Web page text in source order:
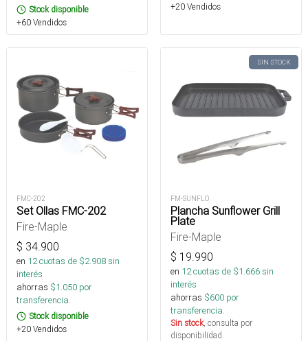
Stock disponible
+60 Vendidos
+20 Vendidos
FMC-202
Set Ollas FMC-202
Fire-Maple
$ 34.900
en 12cuotas de $2.908sin
interés
ahorras $1.050 por
transferencia.
Stock disponible
+20 Vendidos
SIN STOCK
FM-SUNFLO
Plancha Sunflower Grill
Plate
Fire-Maple
$ 19.990
en 12cuotas de $1.666sin
interés
ahorras $600 por
transferencia.
Sin stock, consulta por
disponibilidad.